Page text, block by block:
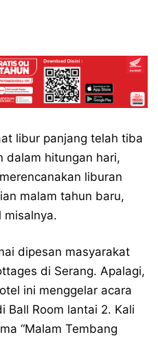
libur panjang telah tiba
dalam hitungan hari,
liburan
malam tahun baru,
misalnya.
dipesan masyarakat
di Serang. Apalagi,
ini menggelar acara
Ball Room lantai 2. Kali
“Malam Tembang